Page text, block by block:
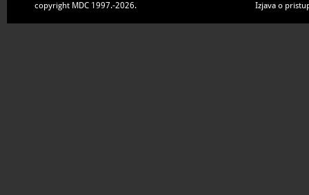
copyright MDC 1997.-2026. Izjava o